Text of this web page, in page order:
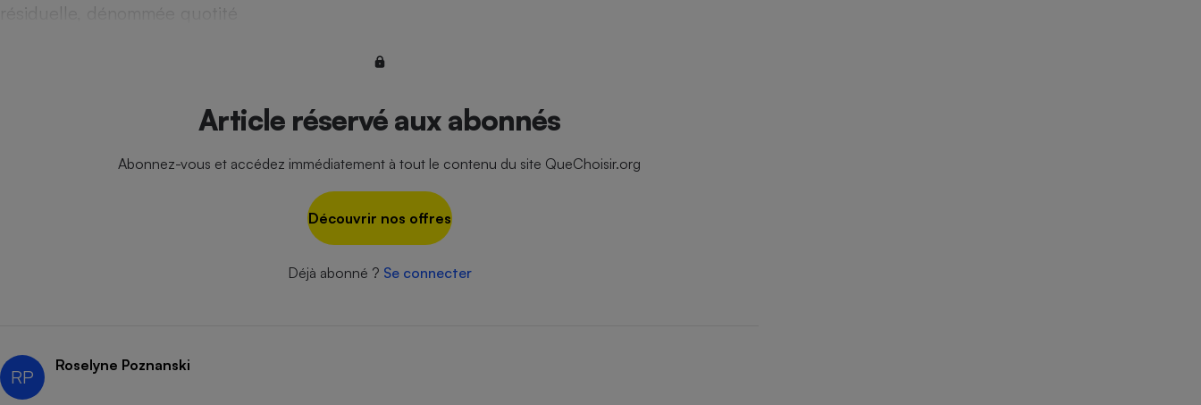
résiduelle, dénommée quotité
Article réservé aux abonnés
Abonnez-vous et accédez immédiatement à tout le contenu du site QueChoisir.org
Découvrir nos offres
Déjà abonné ? Se connecter
RP
Roselyne Poznanski
Champagne - Comment choisir une
Téléviseur Ordinateur portable
Radiateur électrique